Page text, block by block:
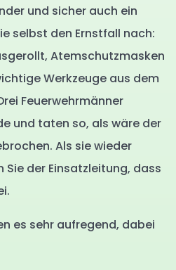
und sicher auch ein
selbst den Ernstfall nach:
Atemschutzmasken
Werkzeuge aus dem
Feuerwehrmänner
und taten so, als wäre der
Als sie wieder
der Einsatzleitung, dass
es sehr aufregend, dabei